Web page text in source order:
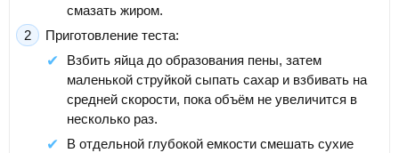
смазать жиром.
Приготовление теста:
Взбить яйца до образования пены, затем
маленькой струйкой сыпать сахар и взбивать на
средней скорости, пока объём не увеличится в
несколько раз.
В отдельной глубокой емкости смешать сухие